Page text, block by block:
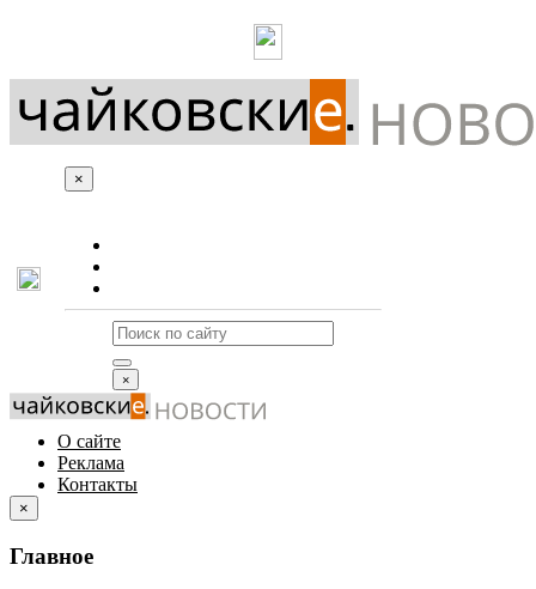
×
×
О сайте
Реклама
Контакты
×
Главное